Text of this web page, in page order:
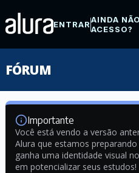
ENTRARAINDA
ACESSO?
FÓRUM
Importante
Você está vendo a versão
Alura que estamos
ganha uma identidade visual
em potencializar seus estudos!